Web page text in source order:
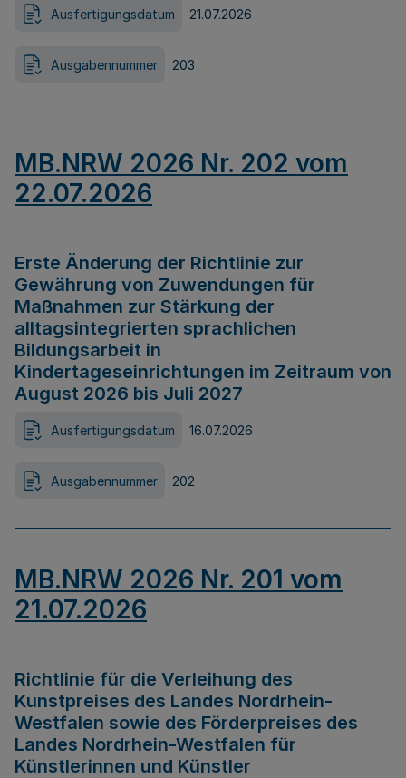
Ausfertigungsdatum 21.07.2026
Ausgabennummer 203
MB.NRW 2026 Nr. 202 vom
22.07.2026
Erste Änderung der Richtlinie zur
Gewährung von Zuwendungen für
Maßnahmen zur Stärkung der
alltagsintegrierten sprachlichen
Bildungsarbeit in
Kindertageseinrichtungen im Zeitraum von
August 2026 bis Juli 2027
Ausfertigungsdatum 16.07.2026
Ausgabennummer 202
MB.NRW 2026 Nr. 201 vom
21.07.2026
Richtlinie für die Verleihung des
Kunstpreises des Landes Nordrhein-
Westfalen sowie des Förderpreises des
Landes Nordrhein-Westfalen für
Künstlerinnen und Künstler